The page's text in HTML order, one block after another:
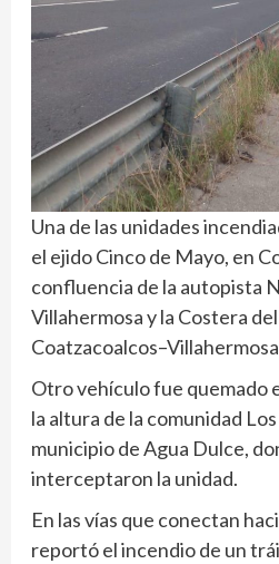
Una de las unidades
el ejido Cinco de Mayo, en
confluencia de la autopista
Villahermosa y la Costera
Otro vehículo fue quemado
la altura de la comunidad
municipio de Agua Dulce,
interceptaron la unidad.
En las vías que conectan
reportó el incendio de un